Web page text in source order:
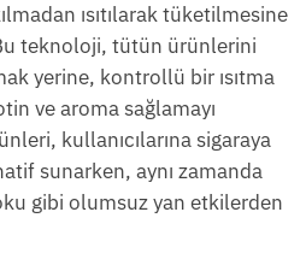
ısıtılarak tüketilmesine
teknoloji, tütün ürünlerini
yerine, kontrollü bir ısıtma
ve aroma sağlamayı
kullanıcılarına sigaraya
sunarken, aynı zamanda
gibi olumsuz yan etkilerden